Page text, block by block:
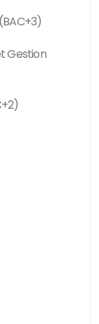
Gestion